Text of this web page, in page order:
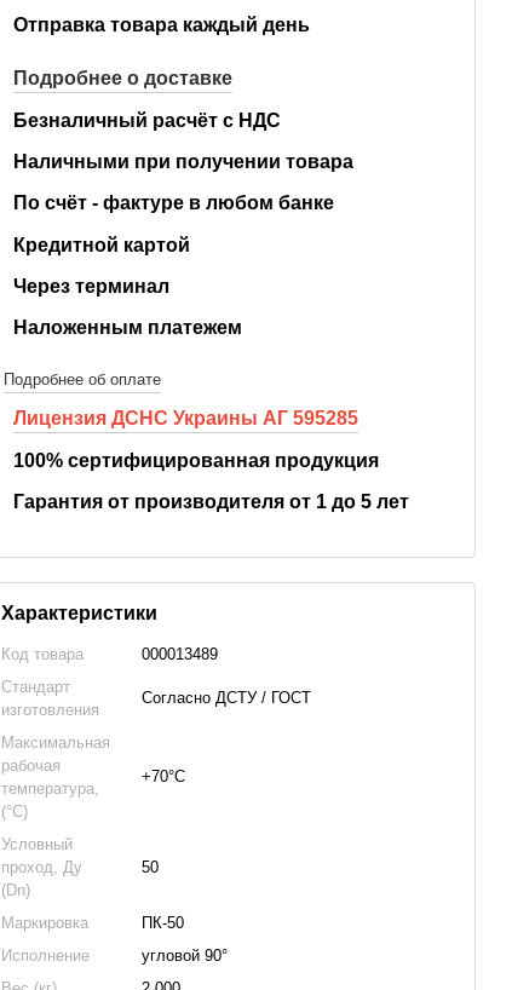
Отправка товара каждый день
Подробнее о доставке
Безналичный расчёт с НДС
Наличными при получении товара
По счёт - фактуре в любом банке
Кредитной картой
Через терминал
Наложенным платежем
Подробнее об оплате
Лицензия ДСНС Украины АГ 595285
100% сертифицированная продукция
Гарантия от производителя от 1 до 5 лет
Характеристики
Код товара
000013489
Стандарт
изготовления
Согласно ДСТУ / ГОСТ
Максимальная
рабочая
температура,
(°C)
+70°С
Условный
проход, Ду
(Dn)
50
Маркировка
ПК-50
Исполнение
угловой 90°